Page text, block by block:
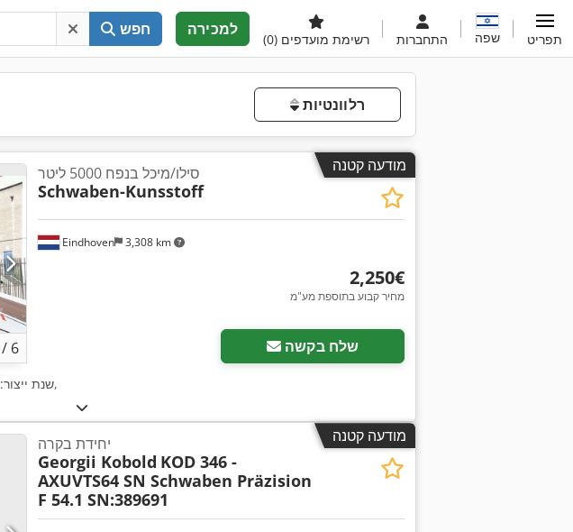
חפש למכירה
רשימת מועדפים (0) התחברות שפה תפריט
רלוונטיות
מודעה קטנה
/ 6
Eindhoven 3,308 km
סילו/מיכל בנפח 5000 ליטר
Schwaben-Kunsstoff
‏2,250 ‏€
מחיר קבוע בתוספת מע"מ
שלח בקשה
שנת ייצור:,
מודעה קטנה יחידת בקרה
Georgii Kobold KOD 346 -
AXUVTS64 SN Schwaben Präzision
F 54.1 SN:389691